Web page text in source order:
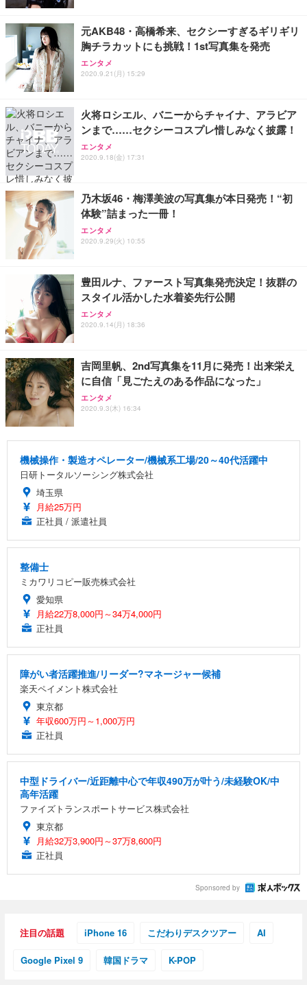
元AKB48・高橋希来、セクシーすぎるギリギリ
胸チラカットにも挑戦！1st写真集を発売
エンタメ
2020.9.21(月) 15:29
火将ロシエル、バニーからチャイナ、アラビア
ンまで……セクシーコスプレ惜しみなく披露！
エンタメ
2020.9.18(金) 17:31
乃木坂46・梅澤美波の写真集が本日発売！“初
体験”詰まった一冊！
エンタメ
2020.9.29(火) 10:55
豊田ルナ、ファースト写真集発売決定！抜群の
スタイル活かした水着姿先行公開
エンタメ
2020.9.14(月) 18:36
吉岡里帆、2nd写真集を11月に発売！出来栄え
に自信「見ごたえのある作品になった」
エンタメ
2020.9.3(木) 16:34
機械操作・製造オペレーター/機械系工場/20～40代活躍中
日研トータルソーシング株式会社
埼玉県
月給25万円
正社員 / 派遣社員
整備士
ミカワリコピー販売株式会社
愛知県
月給22万8,000円～34万4,000円
正社員
障がい者活躍推進/リーダー?マネージャー候補
楽天ペイメント株式会社
東京都
年収600万円～1,000万円
正社員
中型ドライバー/近距離中心で年収490万が叶う/未経験OK/中
高年活躍
ファイズトランスポートサービス株式会社
東京都
月給32万3,900円～37万8,600円
正社員
Sponsored by
注目の話題 iPhone 16 こだわりデスクツアー AI
Google Pixel 9 韓国ドラマ K-POP